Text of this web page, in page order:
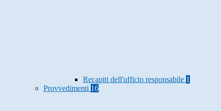
Recapiti dell'ufficio responsabile 1
Provvedimenti 16